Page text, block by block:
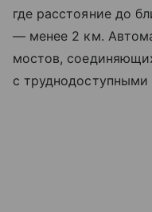
где расстояние до
— менее 2 км.
мостов,
с труднодоступными